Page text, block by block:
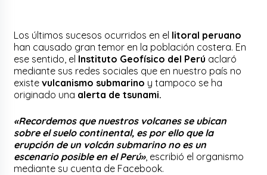
Los últimos sucesos ocurridos en el litoral peruano
han causado gran temor en la población costera. En
ese sentido, el Instituto Geofísico del Perú aclaró
mediante sus redes sociales que en nuestro país no
existevulcanismo submarino y tampoco se ha
originado una alerta de tsunami.
«Recordemos que nuestros volcanes se ubican
sobre el suelo continental, es por ello que la
erupción de un volcán submarino no es un
escenario posible en el Perú», escribió el organismo
mediante su cuenta de Facebook.